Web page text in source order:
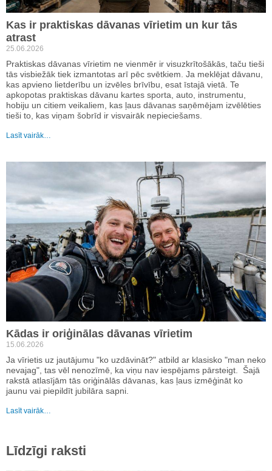
Kas ir praktiskas dāvanas vīrietim un kur tās
atrast
25.06.2026
Praktiskas dāvanas vīrietim ne vienmēr ir visuzkrītošākās, taču tieši
tās visbiežāk tiek izmantotas arī pēc svētkiem. Ja meklējat dāvanu,
kas apvieno lietderību un izvēles brīvību, esat īstajā vietā. Te
apkopotas praktiskas dāvanu kartes sporta, auto, instrumentu,
hobiju un citiem veikaliem, kas ļaus dāvanas saņēmējam izvēlēties
tieši to, kas viņam šobrīd ir visvairāk nepieciešams.
Lasīt vairāk…
Kādas ir oriģinālas dāvanas vīrietim
15.06.2026
Ja vīrietis uz jautājumu "ko uzdāvināt?" atbild ar klasisko "man neko
nevajag", tas vēl nenozīmē, ka viņu nav iespējams pārsteigt. Šajā
rakstā atlasījām tās oriģinālās dāvanas, kas ļaus izmēģināt ko
jaunu vai piepildīt jubilāra sapni.
Lasīt vairāk…
Līdzīgi raksti